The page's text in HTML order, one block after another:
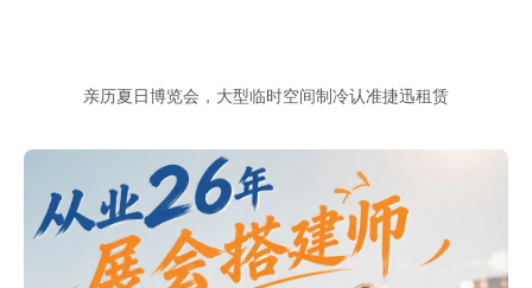
亲历夏日博览会，大型临时空间制冷认准捷迅租赁